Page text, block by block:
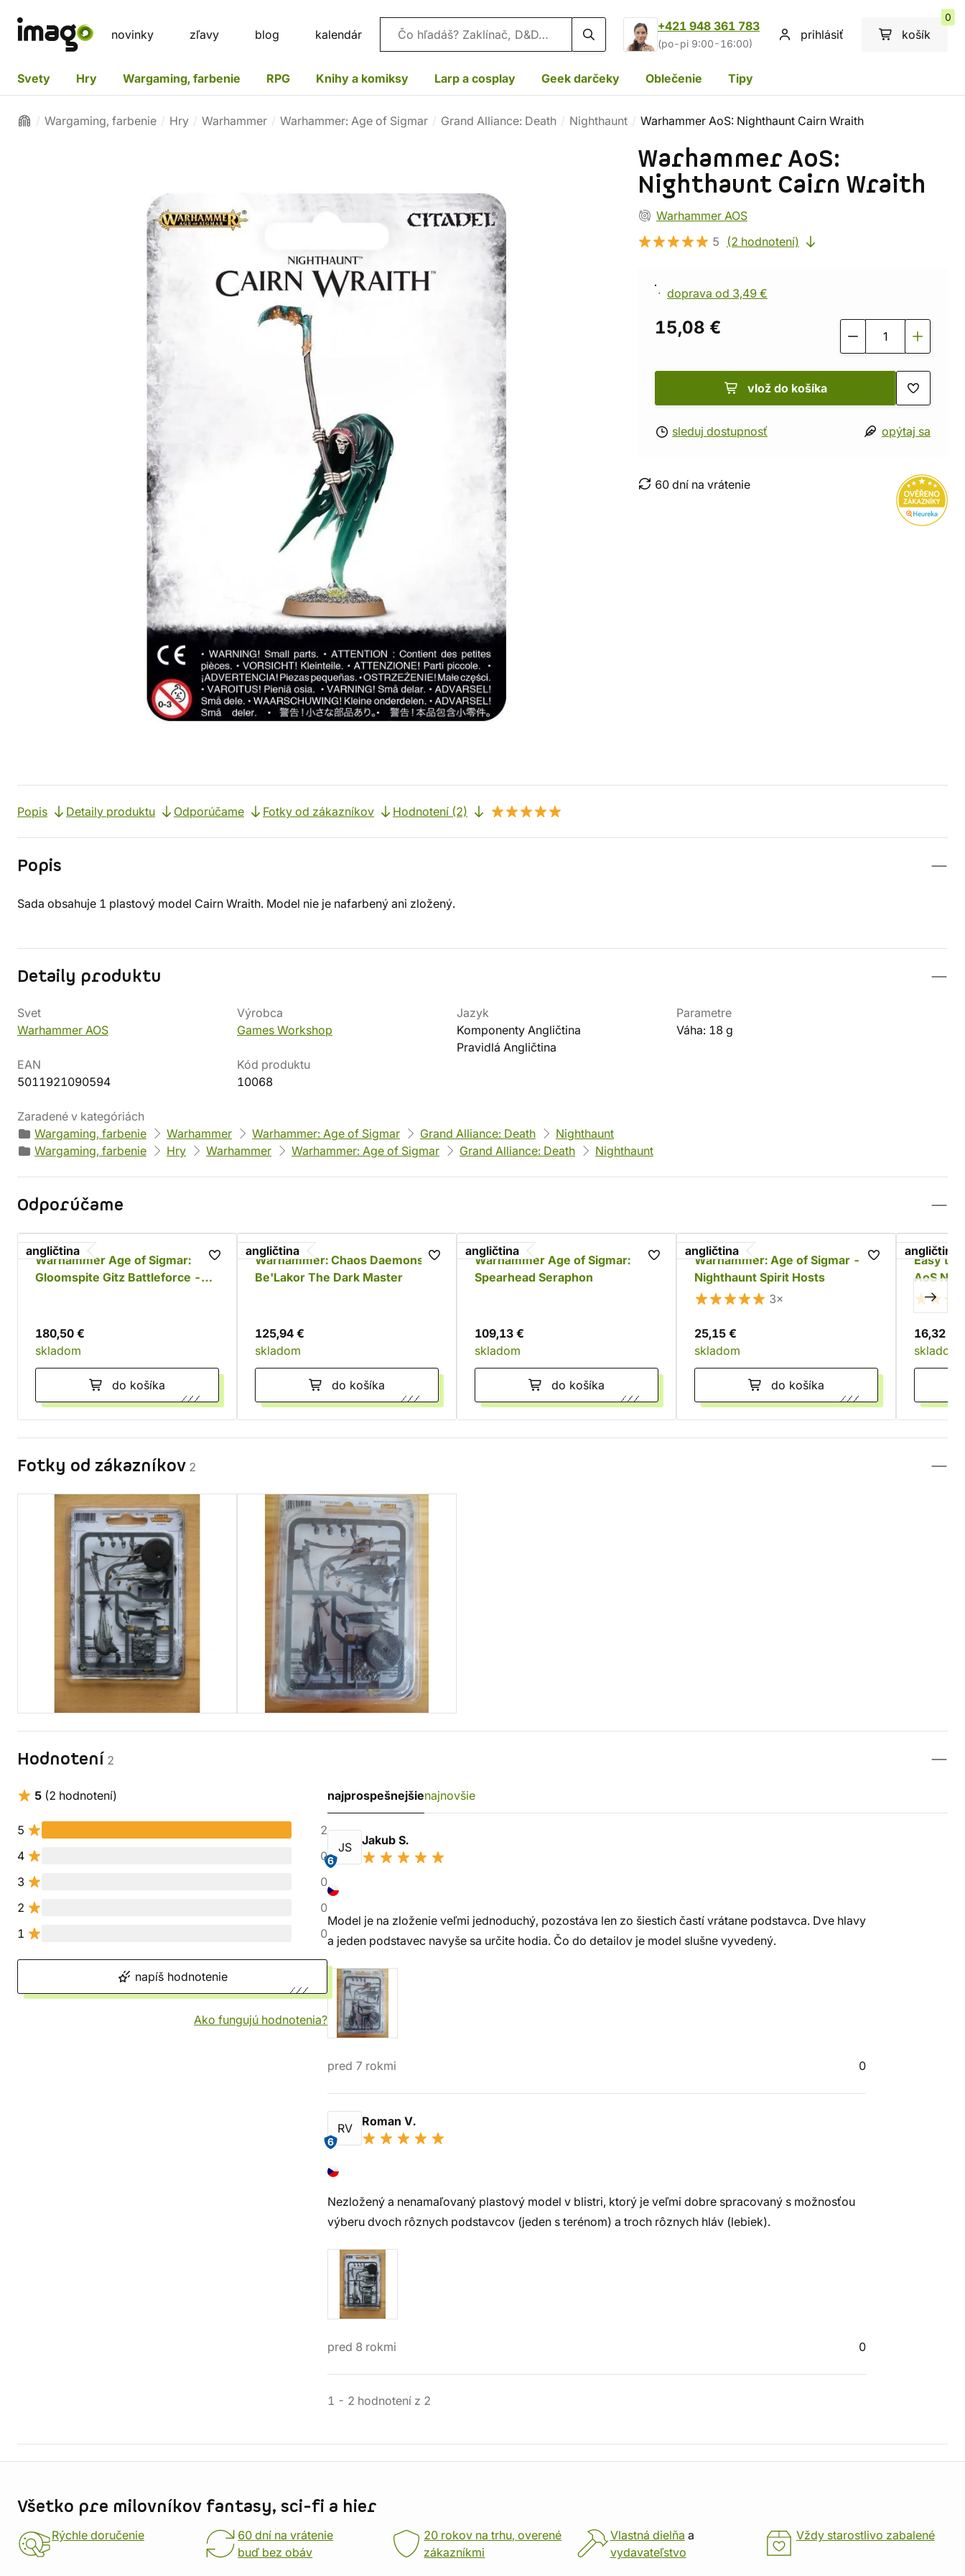
novinky zľavy blog kalendár Vyhľadávanie
+421 948 361 783
(po-pi 9:00-16:00)
prihlásiť košík
0
Svety Hry Wargaming, farbenie RPG Knihy a komiksy Larp a cosplay Geek darčeky Oblečenie Tipy
Wargaming, farbenie Hry Warhammer Warhammer: Age of Sigmar Grand Alliance: Death Nighthaunt Warhammer AoS: Nighthaunt Cairn Wraith
Warhammer AoS:
Nighthaunt Cairn Wraith
Warhammer AOS
5
(2 hodnotení)
doprava od 3,49 €
15,08 €
vlož do košíka
sleduj dostupnosť opýtaj sa
60 dní na vrátenie
Popis Detaily produktu Odporúčame Fotky od zákazníkov Hodnotení (2)
Popis
Sada obsahuje 1 plastový model Cairn Wraith. Model nie je nafarbený ani zložený.
Detaily produktu
Svet
Warhammer AOS
Výrobca
Games Workshop
Jazyk
Komponenty Angličtina
Pravidlá Angličtina
Parametre
Váha: 18 g
EAN
5011921090594
Kód produktu
10068
Zaradené v kategóriách
Wargaming, farbenie
Warhammer Warhammer: Age of Sigmar Grand Alliance: Death
Nighthaunt
Wargaming, farbenie
Hry Warhammer Warhammer: Age of Sigmar Grand Alliance: Death Nighthaunt
Odporúčame
angličtina
Warhammer Age of Sigmar:
Gloomspite Gitz Battleforce -
180,50 €
skladom
do košíka
angličtina
Warhammer: Chaos Daemons
Be'Lakor The Dark Master
125,94 €
skladom
do košíka
angličtina
Warhammer Age of Sigmar:
Spearhead Seraphon
109,13 €
skladom
do košíka
angličtina
Warhammer: Age of Sigmar -
Nighthaunt Spirit Hosts
3×
25,15 €
skladom
do košíka
angličtina
Easy to
AoS
16,32 €
skladom
Fotky od zákazníkov 2
Hodnotení 2
5 (2 hodnotení)
5
2
4
0
3
0
2
0
1
0
napíš hodnotenie
Ako fungujú hodnotenia?
najprospešnejšienajnovšie
JS
6
Jakub S.
Model je na zloženie veľmi jednoduchý, pozostáva len zo šiestich častí vrátane podstavca. Dve hlavy
a jeden podstavec navyše sa určite hodia. Čo do detailov je model slušne vyvedený.
pred 7 rokmi 0
RV
6
Roman V.
Nezložený a nenamaľovaný plastový model v blistri, ktorý je veľmi dobre spracovaný s možnosťou
výberu dvoch rôznych podstavcov (jeden s terénom) a troch rôznych hláv (lebiek).
pred 8 rokmi 0
1 - 2 hodnotení z 2
Všetko pre milovníkov fantasy, sci-fi a hier
Rýchle doručenie
60 dní na vrátenie
buď bez obáv
20 rokov na trhu, overené
zákazníkmi
Vlastná dielňa a
vydavateľstvo
Vždy starostlivo zabalené